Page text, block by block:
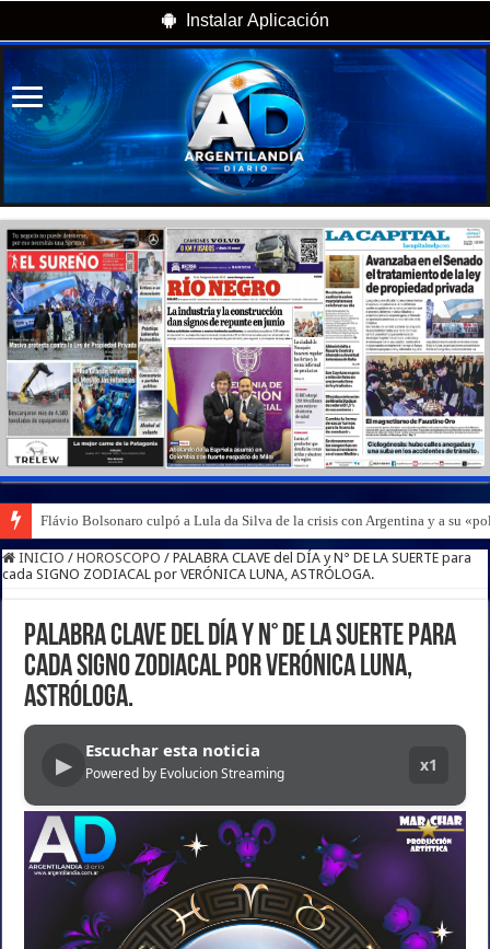
Instalar Aplicación
Flávio Bolsonaro culpó a Lula da Silva de la crisis con Argentina y a su
INICIO / HOROSCOPO / PALABRA CLAVE del DÍA y N° DE LA SUERTE para
cada SIGNO ZODIACAL por VERÓNICA LUNA, ASTRÓLOGA.
PALABRA CLAVE del DÍA y N° DE LA SUERTE para
cada SIGNO ZODIACAL por VERÓNICA LUNA,
ASTRÓLOGA.
▶
Escuchar esta noticia
Powered by Evolucion Streaming x1